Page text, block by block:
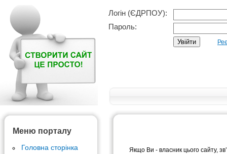
Логін (ЄДРПОУ):
Пароль:
Меню порталу
Головна сторінка
Якщо Ви - власник цього сайту,